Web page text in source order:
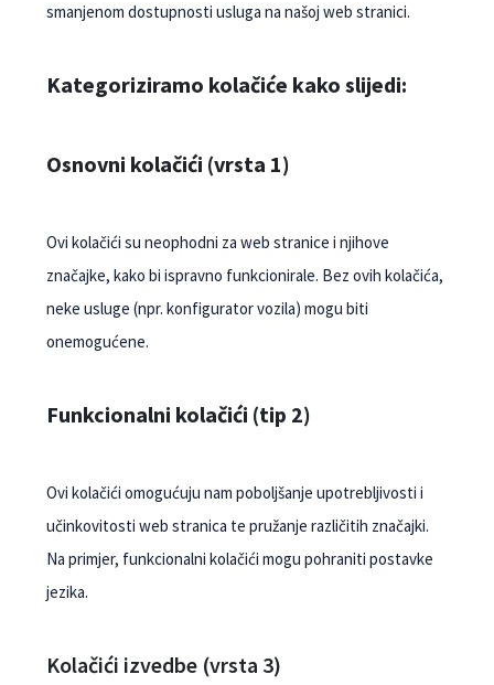
smanjenom dostupnosti usluga na našoj web stranici.
Kategoriziramo kolačiće kako slijedi:
Osnovni kolačići (vrsta 1)
Ovi kolačići su neophodni za web stranice i njihove
značajke, kako bi ispravno funkcionirale. Bez ovih kolačića,
neke usluge (npr. konfigurator vozila) mogu biti
onemogućene.
Funkcionalni kolačići (tip 2)
Ovi kolačići omogućuju nam poboljšanje upotrebljivosti i
učinkovitosti web stranica te pružanje različitih značajki.
Na primjer, funkcionalni kolačići mogu pohraniti postavke
jezika.
Kolačići izvedbe (vrsta 3)